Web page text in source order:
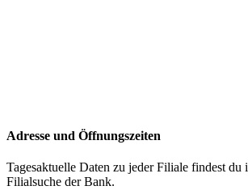
Adresse und Öffnungszeiten
Tagesaktuelle Daten zu jeder Filiale findest du
Filialsuche der Bank.